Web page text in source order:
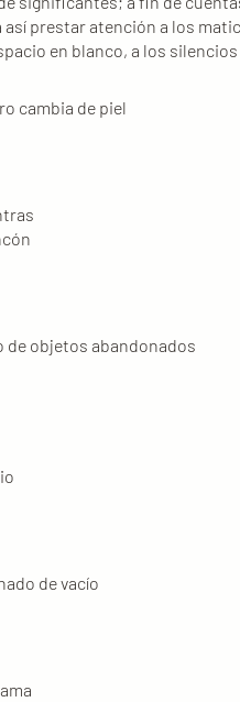
prestar atención a los
en blanco, a los
cambia de piel
de objetos abandonados
de vacío